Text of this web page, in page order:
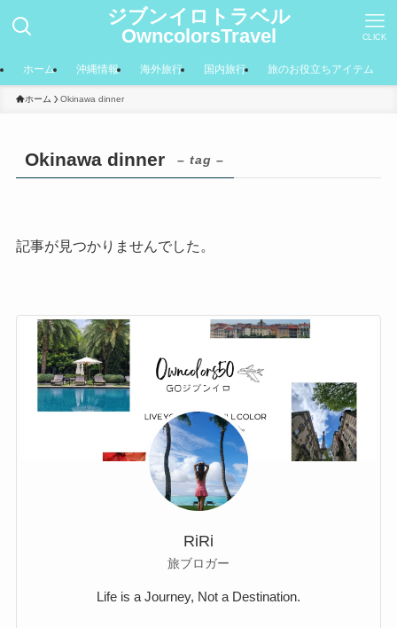
ジブンイロトラベル
OwncolorsTravel
CLICK
ホーム 沖縄情報 海外旅行 国内旅行 旅のお役立ちアイテム
ホーム Okinawa dinner
Okinawa dinner – tag –
記事が見つかりませんでした。
RiRi
旅ブロガー
Life is a Journey, Not a Destination.